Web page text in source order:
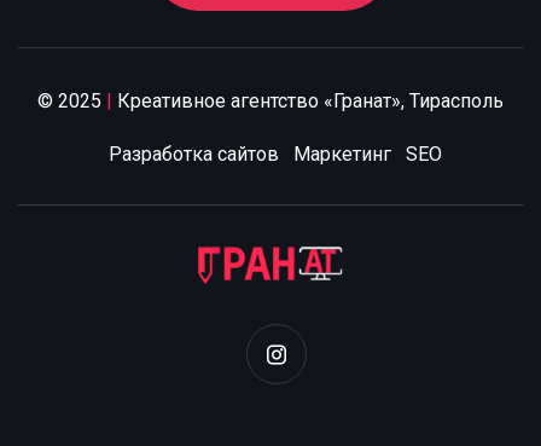
© 2025 | Креативное агентство «Гранат», Тирасполь
Разработка сайтов Маркетинг SEO